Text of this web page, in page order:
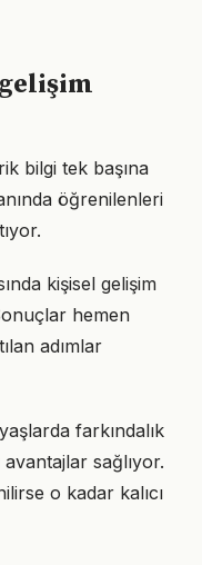
bilgi tek başına
öğrenilenleri
kişisel gelişim
hemen
adımlar
farkındalık
sağlıyor.
o kadar kalıcı